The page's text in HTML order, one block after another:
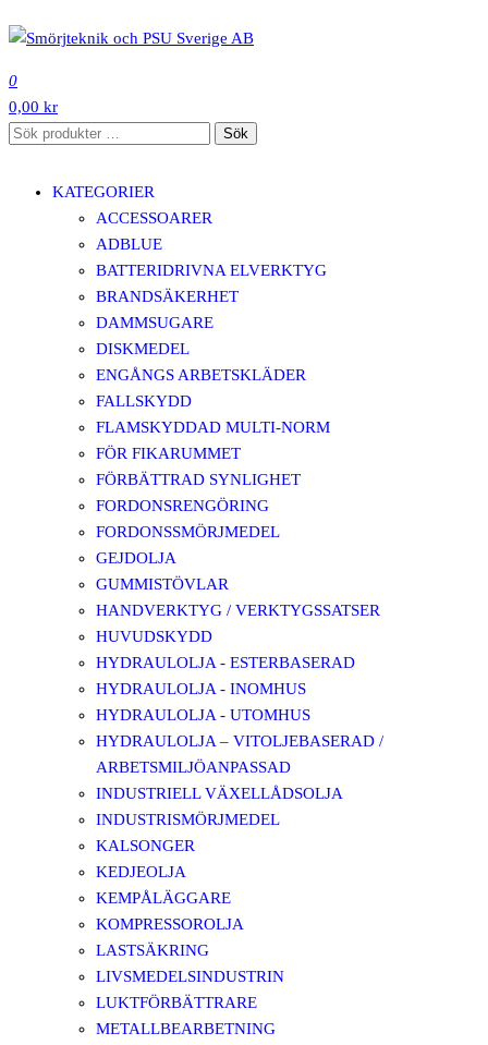
till
innehåll
0
0,00 kr
Sök
Sök
KATEGORIER
ACCESSOARER
ADBLUE
BATTERIDRIVNA ELVERKTYG
BRANDSÄKERHET
DAMMSUGARE
DISKMEDEL
ENGÅNGS ARBETSKLÄDER
FALLSKYDD
FLAMSKYDDAD MULTI-NORM
FÖR FIKARUMMET
FÖRBÄTTRAD SYNLIGHET
FORDONSRENGÖRING
FORDONSSMÖRJMEDEL
GEJDOLJA
GUMMISTÖVLAR
HANDVERKTYG / VERKTYGSSATSER
HUVUDSKYDD
HYDRAULOLJA - ESTERBASERAD
HYDRAULOLJA - INOMHUS
HYDRAULOLJA - UTOMHUS
HYDRAULOLJA – VITOLJEBASERAD /
ARBETSMILJÖANPASSAD
INDUSTRIELL VÄXELLÅDSOLJA
INDUSTRISMÖRJMEDEL
KALSONGER
KEDJEOLJA
KEMPÅLÄGGARE
KOMPRESSOROLJA
LASTSÄKRING
LIVSMEDELSINDUSTRIN
LUKTFÖRBÄTTRARE
METALLBEARBETNING